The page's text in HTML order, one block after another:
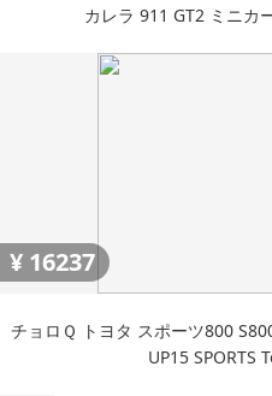
カレラ 911 GT2 ミニカ
¥ 16237
チョロＱ トヨタ スポーツ800
UP15